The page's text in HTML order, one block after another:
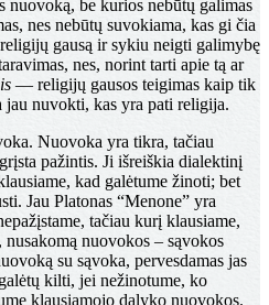
nuovoką, be kurios nebūtų galimas
nes nebūtų suvokiama, kas gi čia
gausą ir sykiu neigti galimybę
nes, norint tarti apie tą ar
— religijų gausos teigimas kaip tik
nuvokti, kas yra pati religija.
Nuovoka yra tik­ra, tačiau
pažintis. Ji išreiškia dialektinį
kad galėtume žinoti; bet
Jau Platonas “Menone” yra
tačiau kurį klausiame,
nusakomą nuovokos – sąvokos
su są­voka, pervesdamas jas
kilti, jei nežinotume, ko
klausiamojo dalyko nuovokos.